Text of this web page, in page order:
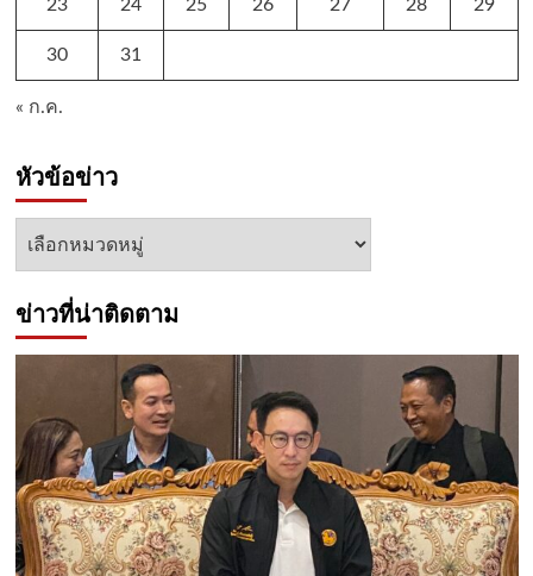
23 24 25 26 27 28 29
30 31
« ก.ค.
หัวข้อข่าว
หัวข้อ
ข่าวที่น่าติดตาม